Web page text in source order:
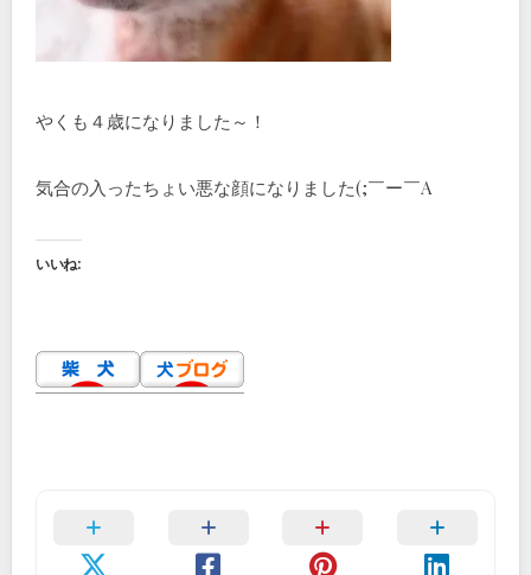
やくも４歳になりました～！
気合の入ったちょい悪な顔になりました(;￣ー￣A
いいね: